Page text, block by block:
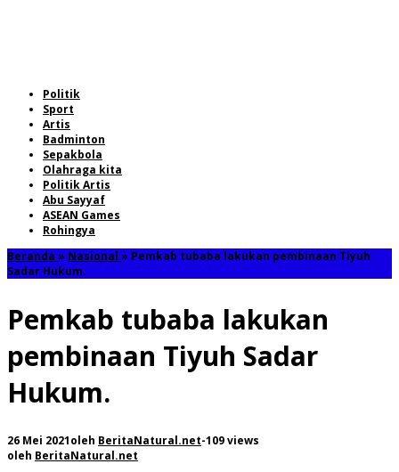
Politik
Sport
Artis
Badminton
Sepakbola
Olahraga kita
Politik Artis
Abu Sayyaf
ASEAN Games
Rohingya
Beranda » Nasional » Pemkab tubaba lakukan pembinaan Tiyuh
Sadar Hukum.
Pemkab tubaba lakukan
pembinaan Tiyuh Sadar
Hukum.
26 Mei 2021oleh BeritaNatural.net-109 views
oleh BeritaNatural.net